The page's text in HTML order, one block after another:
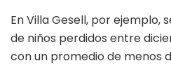
En Villa Gesell, por ejemplo,
de niños perdidos entre
con un promedio de menos